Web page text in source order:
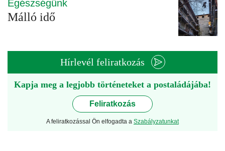
Egészségünk
Málló idő
Hírlevél feliratkozás
Kapja meg a legjobb történeteket a postaládájába!
Feliratkozás
A feliratkozással Ön elfogadta a Szabályzatunkat